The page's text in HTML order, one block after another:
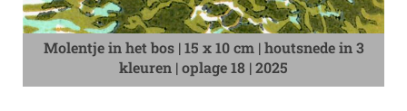
Molentje in het bos | 15 x 10 cm | houtsnede in 3
kleuren | oplage 18 | 2025